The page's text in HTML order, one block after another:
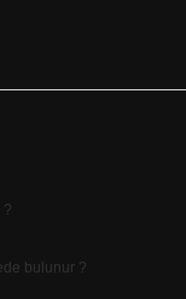
?
bulunur ?